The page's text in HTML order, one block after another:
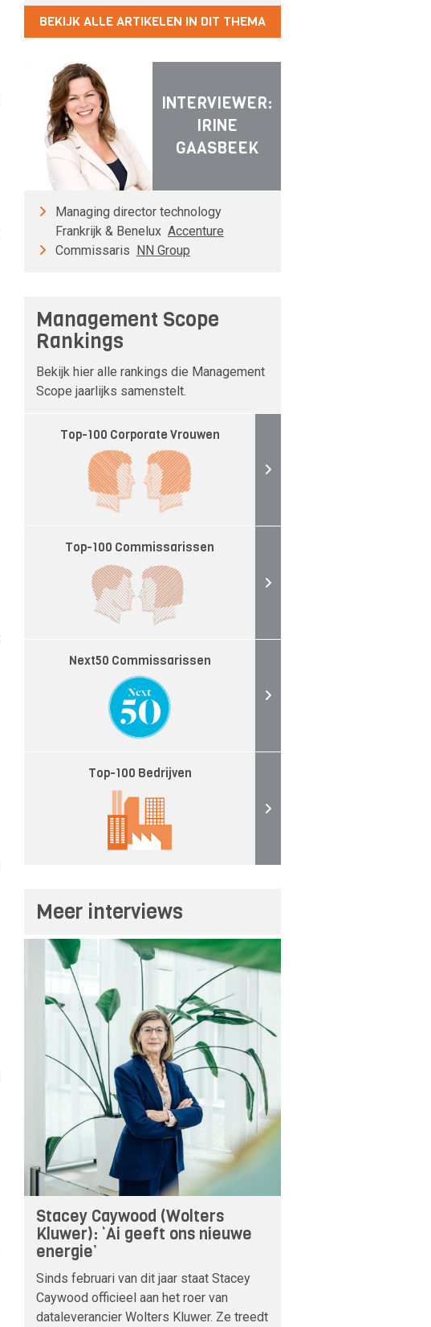
BEKIJK ALLE ARTIKELEN IN DIT THEMA
INTERVIEWER:
IRINE
GAASBEEK
Managing director technology
Frankrijk & Benelux Accenture
Commissaris NN Group
Management Scope
Rankings
Bekijk hier alle rankings die Management
Scope jaarlijks samenstelt.
Top-100 Corporate Vrouwen
Top-100 Commissarissen
Next50 Commissarissen
Top-100 Bedrijven
Meer interviews
Stacey Caywood (Wolters
Kluwer): ‘Ai geeft ons nieuwe
energie’
Sinds februari van dit jaar staat Stacey
Caywood officieel aan het roer van
dataleverancier Wolters Kluwer. Ze treedt